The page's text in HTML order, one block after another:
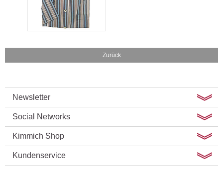
Zurück
Newsletter
Social Networks
Kimmich Shop
Kundenservice